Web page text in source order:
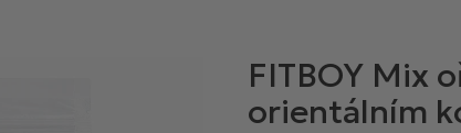
FITBOY Mix
orientálním